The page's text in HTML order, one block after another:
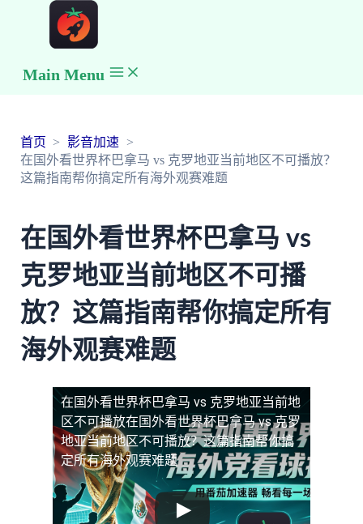
Main Menu
首页
影音加速
在国外看世界杯巴拿马 vs 克罗地亚当前地区不可播放？
这篇指南帮你搞定所有海外观赛难题
在国外看世界杯巴拿马 vs
克罗地亚当前地区不可播
放？这篇指南帮你搞定所有
海外观赛难题
在国外看世界杯巴拿马 vs 克罗地亚当前地
区不可播放在国外看世界杯巴拿马 vs 克罗
地亚当前地区不可播放？这篇指南帮你搞
定所有海外观赛难题